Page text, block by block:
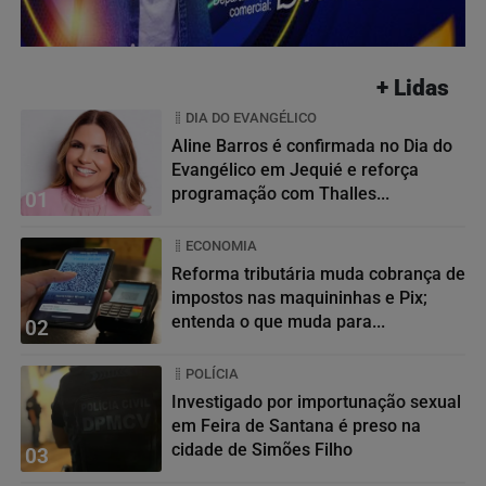
+ Lidas
01
DIA DO EVANGÉLICO
Aline Barros é confirmada no Dia do
Evangélico em Jequié e reforça
programação com Thalles...
02
ECONOMIA
Reforma tributária muda cobrança de
impostos nas maquininhas e Pix;
entenda o que muda para...
03
POLÍCIA
Investigado por importunação sexual
em Feira de Santana é preso na
cidade de Simões Filho